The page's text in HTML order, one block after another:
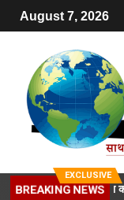
August 7, 2026
EXCLUSIVE
BREAKING NEWS
एयर इंडिया का